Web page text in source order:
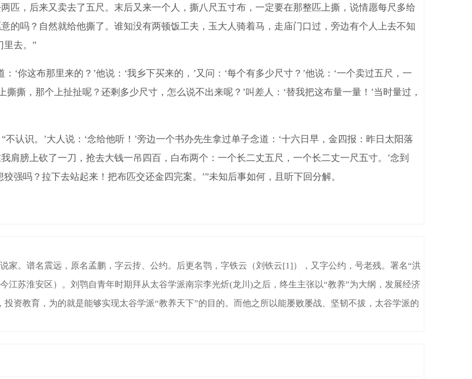
匹，后来又卖去了五尺。末后又来一个人，撕八尺五寸布，一定要在那整匹上撕，说情愿每尺多给
的吗？自然就给他撕了。谁知没有两顿饭工夫，玉大人骑着马，走庙门口过，旁边有个人上去不知
里去。”
这布那里来的？’他说：‘我乡下买来的，’又问：‘每个有多少尺寸？’他说：‘一个卖过五尺，一
撕，那个上扯扯呢？还剩多少尺寸，怎么说不出来呢？’叫差人：‘替我把这布量一量！’当时量过，
识。’大人说：‘念给他听！’旁边一个书办先生拿过单子念道：‘十六日早，金四报：昨日太阳落
膀上砍了一刀，抢去大钱一吊四百，白布两个：一个长二丈五尺，一个长二丈一尺五寸。’念到
强吗？拉下去站起来！把布匹交还金四完案。’”未知后事如何，且听下回分解。
家。谱名震远，原名孟鹏，字云抟、公约。后更名鹗，字铁云（刘铁云[1]），又字公约，号老残。署名“洪
江苏淮安区）。刘鹗自青年时期拜从太谷学派南宗李光炘(龙川)之后，终生主张以“教养”为大纲，发展经济
资教育，为的就是能够实现太谷学派“教养天下”的目的。而他之所以能屡败屡战、坚韧不拔，太谷学派的